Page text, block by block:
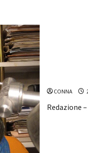
CONNA
Redazione